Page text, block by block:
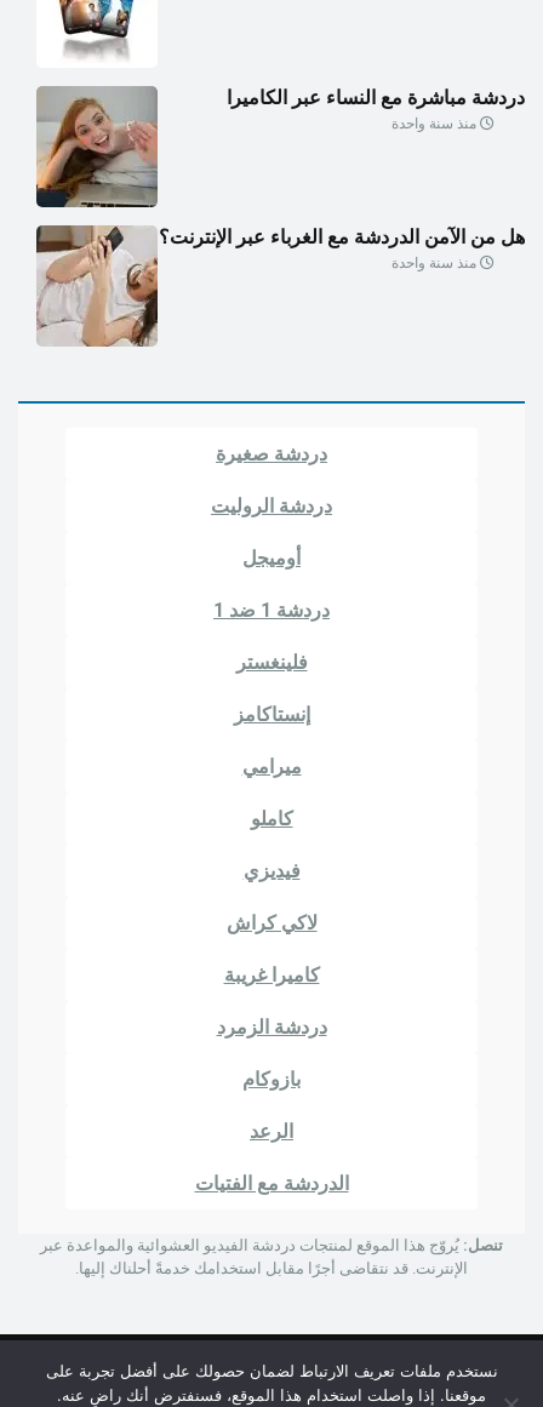
دردشة مباشرة مع النساء عبر الكاميرا
منذ سنة واحدة
هل من الآمن الدردشة مع الغرباء عبر الإنترنت؟
منذ سنة واحدة
دردشة صغيرة
دردشة الروليت
أوميجل
دردشة 1 ضد 1
فلينغستر
إنستاكامز
ميرامي
كاملو
فيديزي
لاكي كراش
كاميرا غريبة
دردشة الزمرد
بازوكام
الرعد
الدردشة مع الفتيات
تنصل: يُروّج هذا الموقع لمنتجات دردشة الفيديو العشوائية والمواعدة عبر
الإنترنت. قد نتقاضى أجرًا مقابل استخدامك خدمةً أحلناك إليها.
© حقوق الطبع والنشر 2024 | كاميرا أوميجل
نستخدم ملفات تعريف الارتباط لضمان حصولك على أفضل تجربة على
موقعنا. إذا واصلت استخدام هذا الموقع، فسنفترض أنك راضٍ عنه.